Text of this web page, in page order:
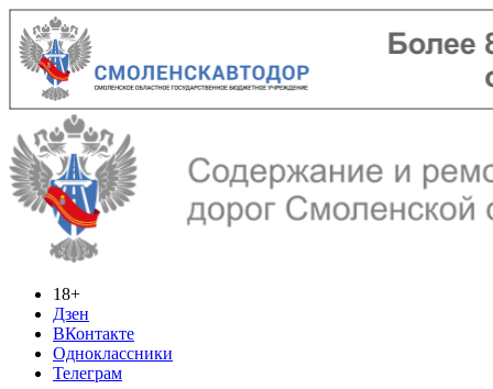
18+
Дзен
ВКонтакте
Одноклассники
Телеграм